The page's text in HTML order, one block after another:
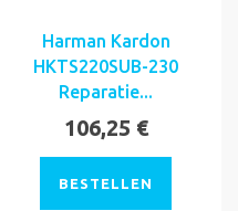
Harman Kardon
HKTS220SUB-230
Reparatie...
106,25 €
BESTELLEN